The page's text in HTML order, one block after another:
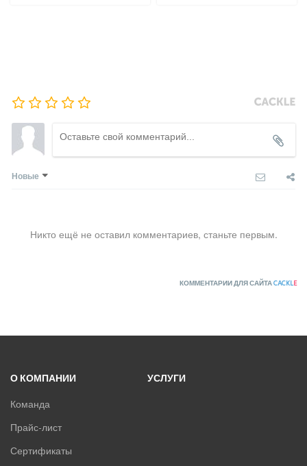
Новые
Никто ещё не оставил комментариев, станьте первым.
КОММЕНТАРИИ ДЛЯ САЙТАCACKLE
О КОМПАНИИ
Команда
Прайс-лист
Сертификаты
УСЛУГИ